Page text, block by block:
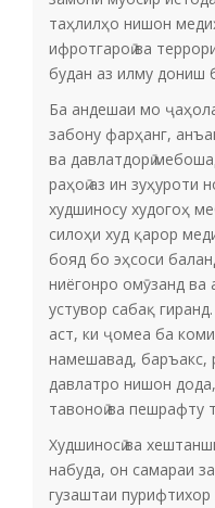
таҳлилҳо нишон
ифротгароӣ ва
будан аз илму дониш
Ба андешаи мо
забону фарҳанг,
ва давлатдорӣ
раҳоӣ аз ин зуҳуроти
худшиносу худогоҳ
силоҳи худ қарор
бояд бо эҳсоси
ниёгонро омӯзанд ва
устувор сабақ
аст, ки ҷомеа ба
намешавад, баръакс,
давлатро нишон
тавоноӣ ва пешрафту
Худшиносӣ ва
набуда, он самараи
гузаштаи